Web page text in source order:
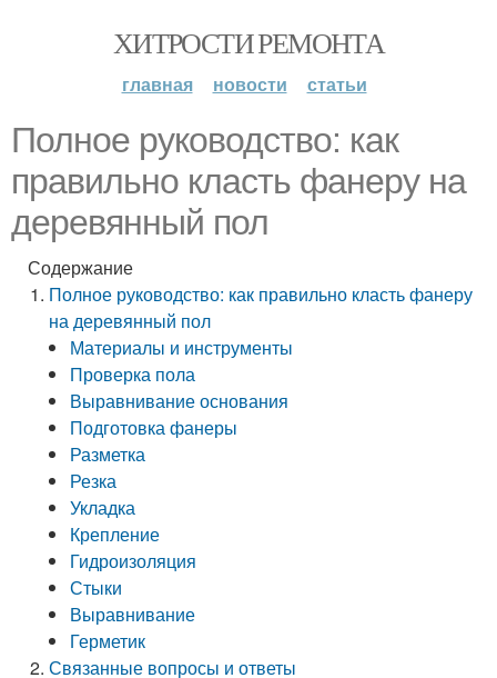
ХИТРОСТИ РЕМОНТА
главная новости статьи
Полное руководство: как
правильно класть фанеру на
деревянный пол
Содержание
Полное руководство: как правильно класть фанеру
на деревянный пол
Материалы и инструменты
Проверка пола
Выравнивание основания
Подготовка фанеры
Разметка
Резка
Укладка
Крепление
Гидроизоляция
Стыки
Выравнивание
Герметик
Связанные вопросы и ответы